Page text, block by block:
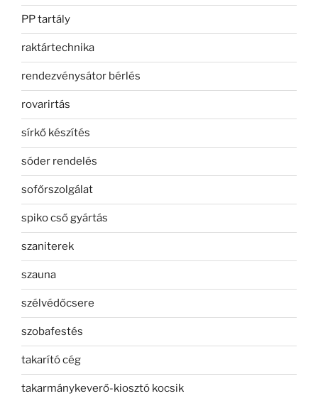
PP tartály
raktártechnika
rendezvénysátor bérlés
rovarirtás
sírkő készítés
sóder rendelés
sofőrszolgálat
spiko cső gyártás
szaniterek
szauna
szélvédőcsere
szobafestés
takarító cég
takarmánykeverő-kiosztó kocsik